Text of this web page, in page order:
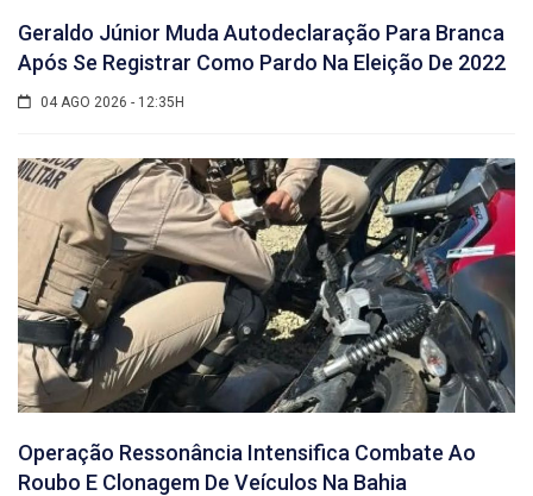
Geraldo Júnior Muda Autodeclaração Para Branca
Após Se Registrar Como Pardo Na Eleição De 2022
04 AGO 2026 - 12:35H
Operação Ressonância Intensifica Combate Ao
Roubo E Clonagem De Veículos Na Bahia